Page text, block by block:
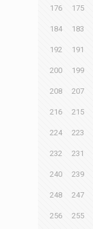
175
176
183
184
191
192
199
200
207
208
215
216
223
224
231
232
239
240
247
248
255
256